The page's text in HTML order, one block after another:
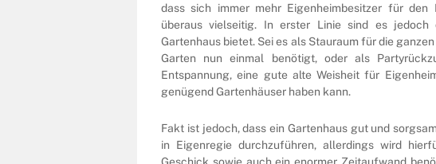
dass sich immer mehr Eigenheimbesitzer für den
überaus vielseitig. In erster Linie sind es jedoch
Gartenhaus bietet. Sei es als Stauraum für die
Garten nun einmal benötigt, oder als
Entspannung, eine gute alte Weisheit für
genügend Gartenhäuser haben kann.
Fakt ist jedoch, dass ein Gartenhaus gut und
in Eigenregie durchzuführen, allerdings wird